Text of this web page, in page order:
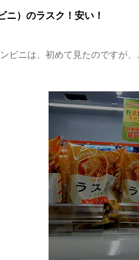
ニ）のラスク！安い！
ビニは、初めて見たのですが、